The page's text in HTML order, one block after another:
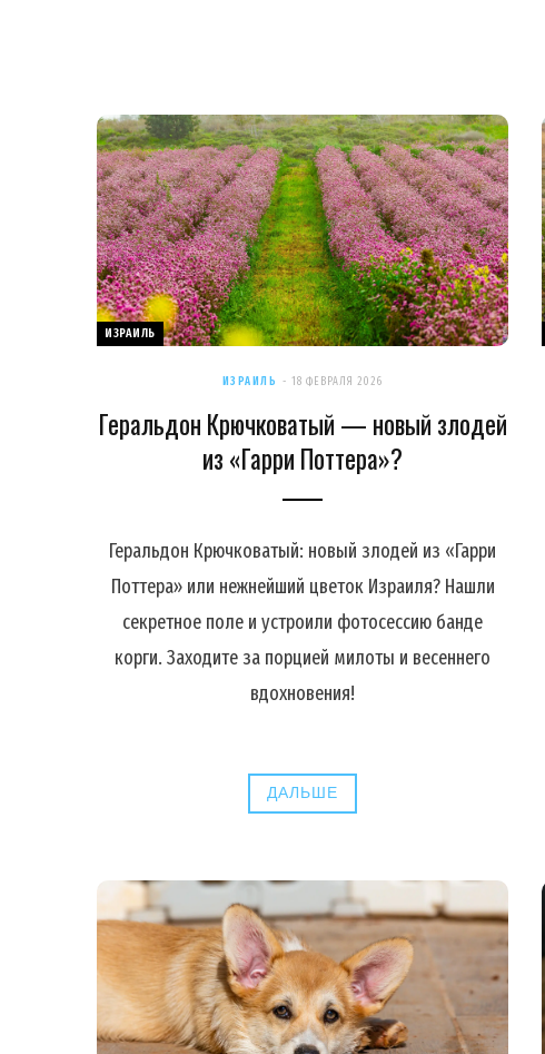
ИЗРАИЛЬ
ИЗРАИЛЬ 18 ФЕВРАЛЯ 2026
Геральдон Крючковатый — новый злодей
из «Гарри Поттера»?
Геральдон Крючковатый: новый злодей из «Гарри
Поттера» или нежнейший цветок Израиля? Нашли
секретное поле и устроили фотосессию банде
корги. Заходите за порцией милоты и весеннего
вдохновения!
ДАЛЬШЕ